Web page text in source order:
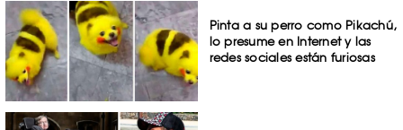
Pinta a su perro como Pikachú,
lo presume en Internet y las
redes sociales están furiosas